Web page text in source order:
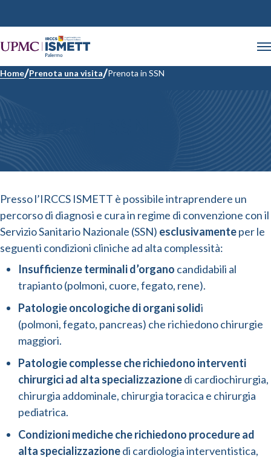
Home Prenota una visita Prenota in SSN
Presso l’IRCCS ISMETT è possibile intraprendere un
percorso di diagnosi e cura in regime di convenzione con il
Servizio Sanitario Nazionale (SSN) esclusivamenteper le
seguenti condizioni cliniche ad alta complessità:
Insufficienze terminali d’organo candidabili al
trapianto (polmoni, cuore, fegato, rene).
Patologie oncologiche di organi solidi
(polmoni, fegato, pancreas) che richiedono chirurgie
maggiori.
Patologie complesse che richiedono interventi
chirurgiciad alta specializzazionedi cardiochirurgia,
chirurgia addominale, chirurgia toracica e chirurgia
pediatrica.
Condizioni mediche che richiedono procedure ad
alta specializzazionedi cardiologia interventistica,